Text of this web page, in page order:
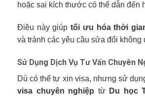
hoặc sai kích thước có thể dẫn đến
Điều này giúptối ưu hóa thời
và tránh các yêu cầu sửa đổi không
Sử Dụng Dịch Vụ Tư Vấn Chuyên
Dù có thể tự xin visa, nhưng sử
visa chuyên nghiệp từ Du học